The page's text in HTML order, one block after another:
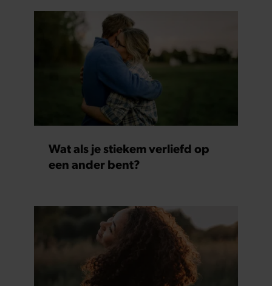
Wat als je stiekem verliefd op
een ander bent?